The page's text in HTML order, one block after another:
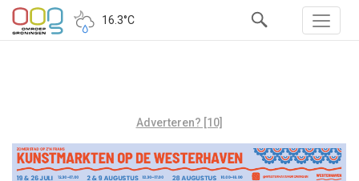
16.3°C
Adverteren? [10]